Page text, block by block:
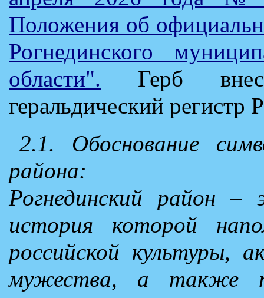
Положения об
Рогнединского
области". Герб
геральдический
2.1. Обоснование
района:
Рогнединский район –
история которой
российской культуры,
мужества, а также